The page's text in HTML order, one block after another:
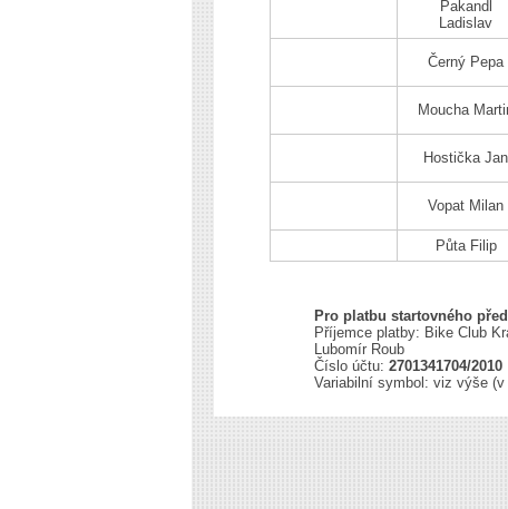
Pakandl
Ladislav
Černý Pepa
Moucha
Hostička Jan
Vopat Milan
Půta Filip
Pro platbu startovného
Příjemce platby: Bike Club
Lubomír Roub
Číslo účtu: 2701341704/2010
Variabilní symbol: viz výše